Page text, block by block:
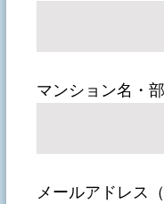
マンション名・
メールアドレス